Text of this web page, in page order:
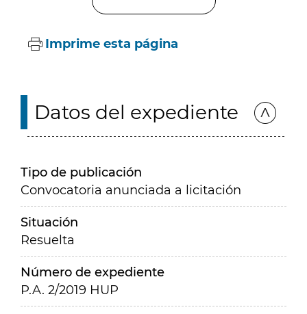
Imprime esta página
Datos del expediente
Tipo de publicación
Convocatoria anunciada a licitación
Situación
Resuelta
Número de expediente
P.A. 2/2019 HUP